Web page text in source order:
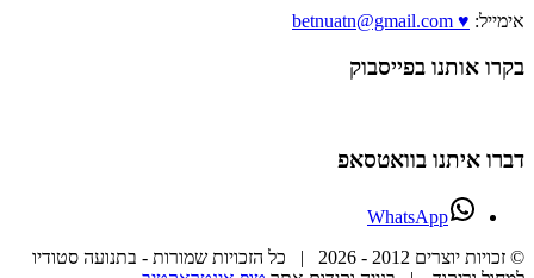
אימייל: ♥ betnuatn@gmail.com
בקרו אותנו בפייסבוק
דברו איתנו בוואטסאפ
WhatsApp
© זכויות יוצרים 2012 -
2026 | כל הזכויות שמורות - בתנועה סטודיו